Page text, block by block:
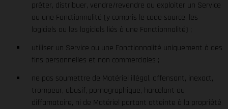
prêter, distribuer, vendre/revendre ou exploiter un Service
ou une Fonctionnalité (y compris le code source, les
logiciels ou les logiciels liés à une Fonctionnalité) ;
utiliser un Service ou une Fonctionnalité uniquement à des
fins personnelles et non commerciales ;
ne pas soumettre de Matériel illégal, offensant, inexact,
trompeur, abusif, pornographique, harcelant ou
diffamatoire, ni de Matériel portant atteinte à la propriété